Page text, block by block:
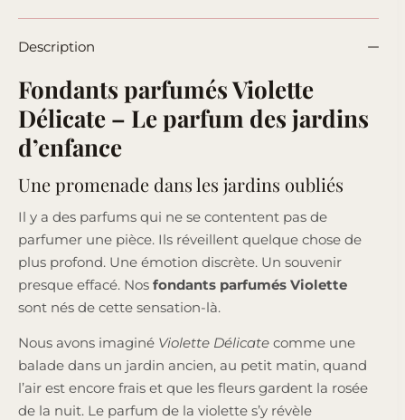
Description
Fondants parfumés Violette
Délicate – Le parfum des jardins
d’enfance
Une promenade dans les jardins oubliés
Il y a des parfums qui ne se contentent pas de
parfumer une pièce. Ils réveillent quelque chose de
plus profond. Une émotion discrète. Un souvenir
presque effacé. Nos fondants parfumés Violette
sont nés de cette sensation-là.
Nous avons imaginé Violette Délicate comme une
balade dans un jardin ancien, au petit matin, quand
l’air est encore frais et que les fleurs gardent la rosée
de la nuit. Le parfum de la violette s’y révèle